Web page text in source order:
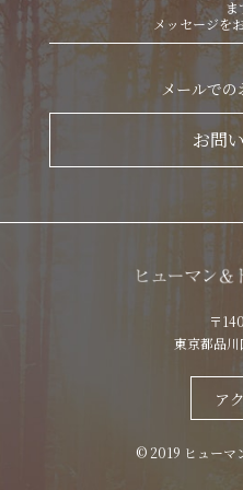
ま
メッセージを
メールでの
お問
〒
東京都品
ア
© 2019 ヒューマ